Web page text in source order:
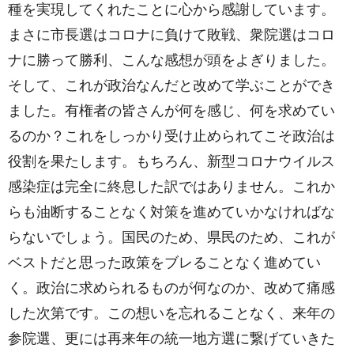
種を実現してくれたことに心から感謝しています。
まさに市長選はコロナに負けて敗戦、衆院選はコロ
ナに勝って勝利、こんな感想が頭をよぎりました。
そして、これが政治なんだと改めて学ぶことができ
ました。有権者の皆さんが何を感じ、何を求めてい
るのか？これをしっかり受け止められてこそ政治は
役割を果たします。もちろん、新型コロナウイルス
感染症は完全に終息した訳ではありません。これか
らも油断することなく対策を進めていかなければな
らないでしょう。国民のため、県民のため、これが
ベストだと思った政策をブレることなく進めてい
く。政治に求められるものが何なのか、改めて痛感
した次第です。この想いを忘れることなく、来年の
参院選、更には再来年の統一地方選に繋げていきた